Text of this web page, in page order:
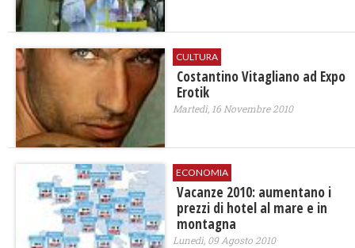
CULTURA
Costantino Vitagliano ad Expo
Erotik
Martedì, 16 Novembre 2010
ECONOMIA
Vacanze 2010: aumentano i
prezzi di hotel al mare e in
montagna
Lunedì, 09 Agosto 2010